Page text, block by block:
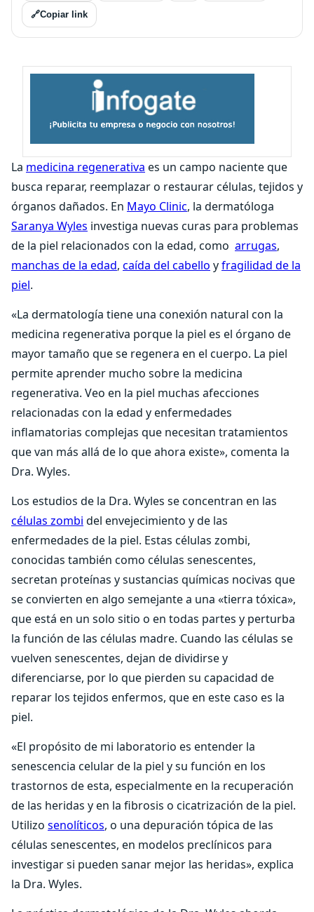
🔗Copiar link
La medicina regenerativa es un campo naciente que
busca reparar, reemplazar o restaurar células, tejidos y
órganos dañados. En Mayo Clinic, la dermatóloga
Saranya Wyles investiga nuevas curas para problemas
de la piel relacionados con la edad, como arrugas,
manchas de la edad, caída del cabello yfragilidad de la
piel.
«La dermatología tiene una conexión natural con la
medicina regenerativa porque la piel es el órgano de
mayor tamaño que se regenera en el cuerpo. La piel
permite aprender mucho sobre la medicina
regenerativa. Veo en la piel muchas afecciones
relacionadas con la edad y enfermedades
inflamatorias complejas que necesitan tratamientos
que van más allá de lo que ahora existe», comenta la
Dra. Wyles.
Los estudios de la Dra. Wyles se concentran en las
células zombi del envejecimiento y de las
enfermedades de la piel. Estas células zombi,
conocidas también como células senescentes,
secretan proteínas y sustancias químicas nocivas que
se convierten en algo semejante a una «tierra tóxica»,
que está en un solo sitio o en todas partes y perturba
la función de las células madre. Cuando las células se
vuelven senescentes, dejan de dividirse y
diferenciarse, por lo que pierden su capacidad de
reparar los tejidos enfermos, que en este caso es la
piel.
«El propósito de mi laboratorio es entender la
senescencia celular de la piel y su función en los
trastornos de esta, especialmente en la recuperación
de las heridas y en la fibrosis o cicatrización de la piel.
Utilizo senolíticos, o una depuración tópica de las
células senescentes, en modelos preclínicos para
investigar si pueden sanar mejor las heridas», explica
la Dra. Wyles.